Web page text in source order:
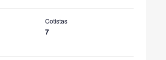
Cotistas
7